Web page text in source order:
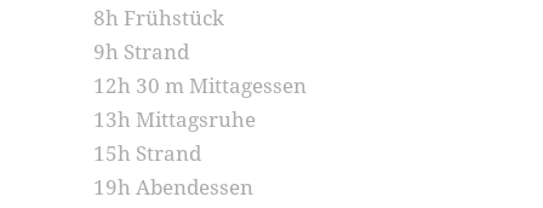
8h Frühstück
9h Strand
12h 30 m Mittagessen
13h Mittagsruhe
15h Strand
19h Abendessen